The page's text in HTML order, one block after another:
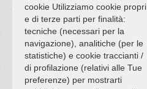
cookie Utilizziamo cookie propri
e di terze parti per finalità:
tecniche (necessari per la
navigazione), analitiche (per le
statistiche) e cookie traccianti /
di profilazione (relativi alle Tue
preferenze) per mostrarti